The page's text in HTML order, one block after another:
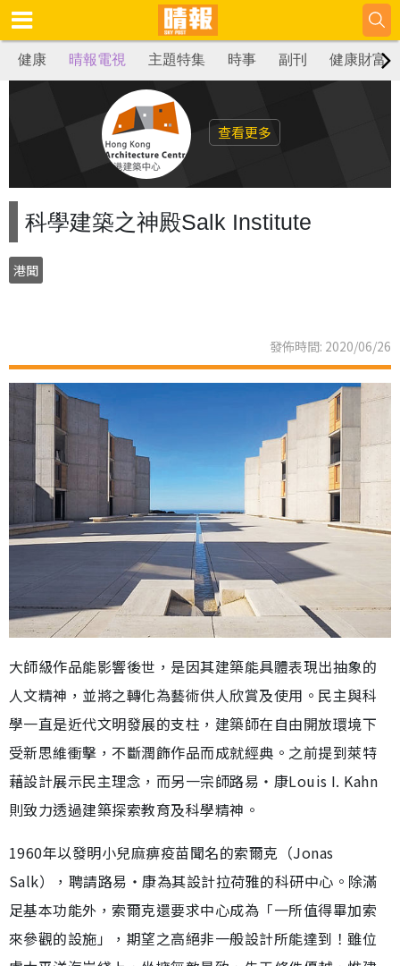
健康 晴報電視 主題特集 時事 副刊 健康財富
查看更多
科學建築之神殿Salk Institute
港聞
發佈時間: 2020/06/26
大師級作品能影響後世，是因其建築能具體表現出抽象的
人文精神，並將之轉化為藝術供人欣賞及使用。民主與科
學一直是近代文明發展的支柱，建築師在自由開放環境下
受新思維衝擊，不斷潤飾作品而成就經典。之前提到萊特
藉設計展示民主理念，而另一宗師路易‧康Louis I. Kahn
則致力透過建築探索教育及科學精神。
1960年以發明小兒麻痹疫苗聞名的索爾克（Jonas
Salk），聘請路易‧康為其設計拉荷雅的科研中心。除滿
足基本功能外，索爾克還要求中心成為「一所值得畢加索
來參觀的設施」，期望之高絕非一般設計所能達到！雖位